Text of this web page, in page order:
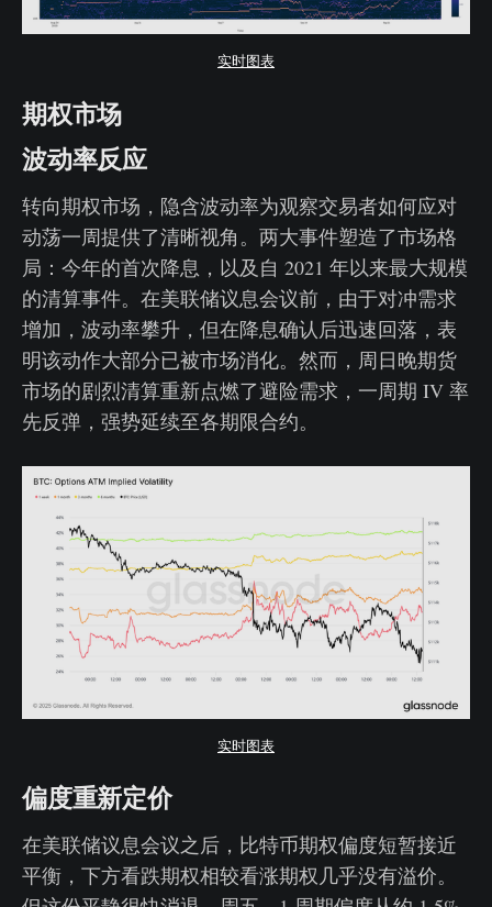
实时图表
期权市场
波动率反应
转向期权市场，隐含波动率为观察交易者如何应对
动荡一周提供了清晰视角。两大事件塑造了市场格
局：今年的首次降息，以及自 2021 年以来最大规模
的清算事件。在美联储议息会议前，由于对冲需求
增加，波动率攀升，但在降息确认后迅速回落，表
明该动作大部分已被市场消化。然而，周日晚期货
市场的剧烈清算重新点燃了避险需求，一周期 IV 率
先反弹，强势延续至各期限合约。
实时图表
偏度重新定价
在美联储议息会议之后，比特币期权偏度短暂接近
平衡，下方看跌期权相较看涨期权几乎没有溢价。